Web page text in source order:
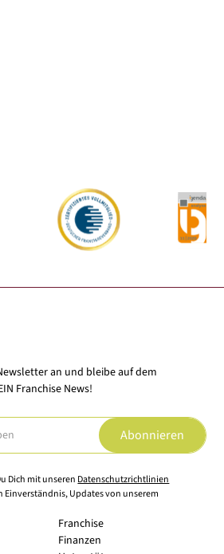
an und bleibe auf dem
Franchise News!
Dich mit unseren Datenschutzrichtlinien
Updates von unserem
Franchise
Finanzen